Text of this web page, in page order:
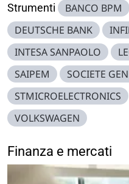
Strumenti BANCO BPM
DEUTSCHE BANK
INTESA SANPAOLO
SAIPEM
SOCIETE
STMICROELECTRONICS
VOLKSWAGEN
Finanza e mercati